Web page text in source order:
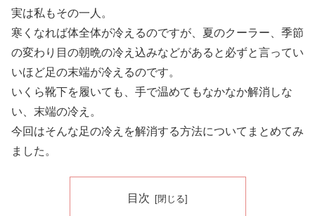
実は私もその一人。
寒くなれば体全体が冷えるのですが、夏のクーラー、季節
の変わり目の朝晩の冷え込みなどがあると必ずと言ってい
いほど足の末端が冷えるのです。
いくら靴下を履いても、手で温めてもなかなか解消しな
い、末端の冷え。
今回はそんな足の冷えを解消する方法についてまとめてみ
ました。
目次